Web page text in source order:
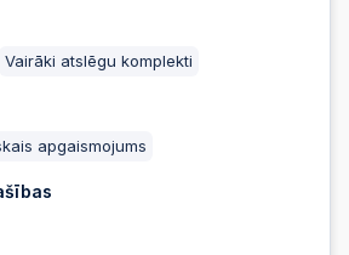
2025-09-08 19:33:29
2025-09-08
Vairāki atslēgu komplekti
apgaismojums